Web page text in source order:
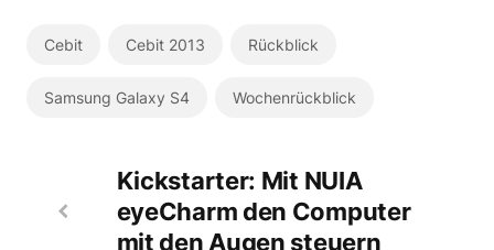
Cebit Cebit 2013 Rückblick
Samsung Galaxy S4 Wochenrückblick
Kickstarter: Mit NUIA
eyeCharm den Computer
mit den Augen steuern